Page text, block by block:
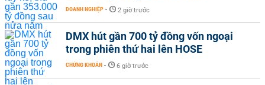
DOANH NGHIỆP - 2 giờ trước
DMX hút gần 700 tỷ đồng vốn ngoại
trong phiên thứ hai lên HOSE
CHỨNG KHOÁN - 6 giờ trước